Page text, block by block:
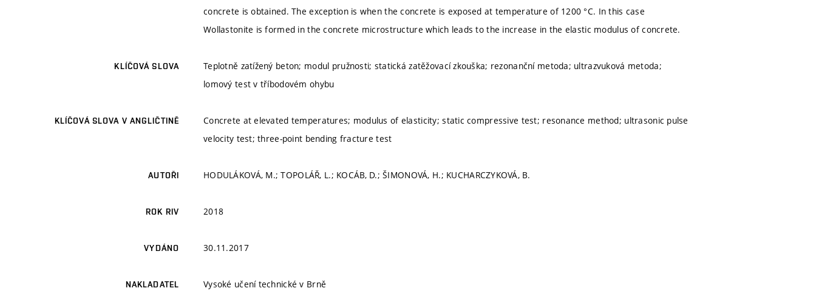
concrete is obtained. The exception is when the concrete is exposed at temperature of 1200 °C. In this case
Wollastonite is formed in the concrete microstructure which leads to the increase in the elastic modulus of concrete.
KLÍČOVÁ SLOVA
Teplotně zatížený beton; modul pružnosti; statická zatěžovací zkouška; rezonanční metoda; ultrazvuková metoda;
lomový test v tříbodovém ohybu
KLÍČOVÁ SLOVA V ANGLIČTINĚ
Concrete at elevated temperatures; modulus of elasticity; static compressive test; resonance method; ultrasonic pulse
velocity test; three-point bending fracture test
AUTOŘI HODULÁKOVÁ, M.; TOPOLÁŘ, L.; KOCÁB, D.; ŠIMONOVÁ, H.; KUCHARCZYKOVÁ, B.
ROK RIV 2018
VYDÁNO 30.11.2017
NAKLADATEL Vysoké učení technické v Brně